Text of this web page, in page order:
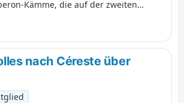
Kämme, die auf der zweiten
man an Höhe durch den Aufstieg
den Dörfern Glorivette, Castellet-en-
wobei die beiden letzteren ein
bieten. Danach geht es den ganzen
man unterwegs das schöne Dorf
nach Céreste über